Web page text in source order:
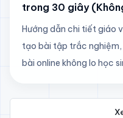
trong 30 giây
Hướng dẫn chi tiết giáo
tạo bài tập trắc
bài online không lo học